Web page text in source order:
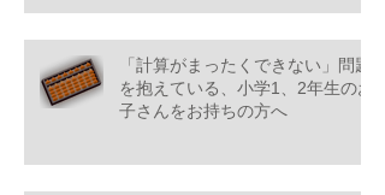
「計算がまったくできない」問題
を抱えている、小学1、2年生のお
子さんをお持ちの方へ